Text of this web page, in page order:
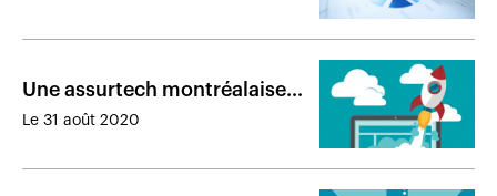
Une assurtech montréalaise
obtient 11,5 M$ de
Le 31 août 2020